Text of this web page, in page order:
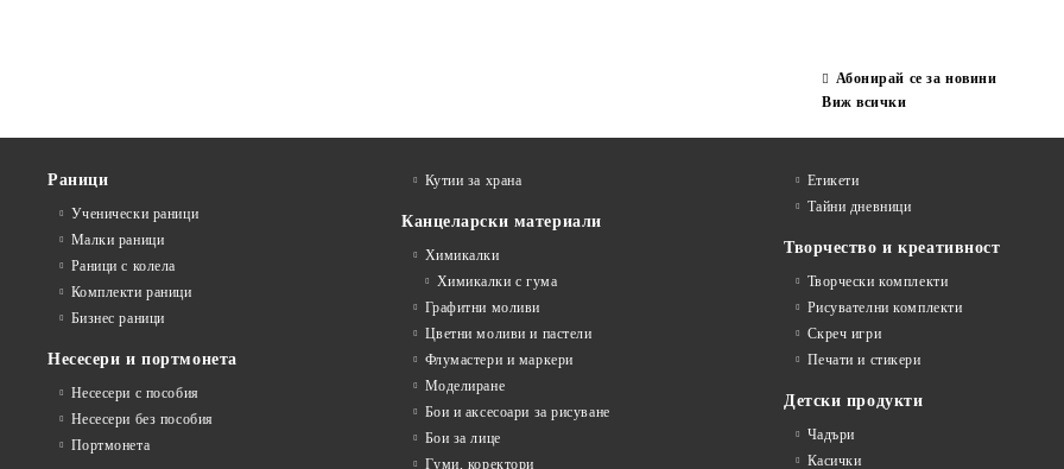
Абонирай се за новини
Виж всички
Раници
Ученически раници
Малки раници
Раници с колела
Комплекти раници
Бизнес раници
Несесери и портмонета
Несесери с пособия
Несесери без пособия
Портмонета
Кутии за храна
Канцеларски материали
Химикалки
Химикалки с гума
Графитни моливи
Цветни моливи и пастели
Флумастери и маркери
Моделиране
Бои и аксесоари за рисуване
Бои за лице
Гуми, коректори
Етикети
Тайни дневници
Творчество и креативност
Творчески комплекти
Рисувателни комплекти
Скреч игри
Печати и стикери
Детски продукти
Чадъри
Касички